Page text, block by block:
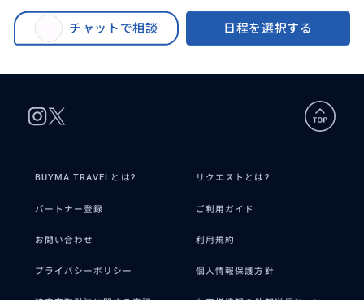
へやアフターヌーンティーの予約
と同行、マーケットやアンティー
チャットで相談 日程を選択する
ロンドン市内の交通費込みの料金！ ロンドン市内観光、現地でのチケット購
入、マーケットやアンティークの買い付け。レストラン紹介、同行可能。自
家用車でロンドン郊外に案内。
BUYMA TRAVELとは? リクエストとは?
パートナー登録 ご利用ガイド
お問い合わせ 利用規約
プライバシーポリシー 個人情報保護方針